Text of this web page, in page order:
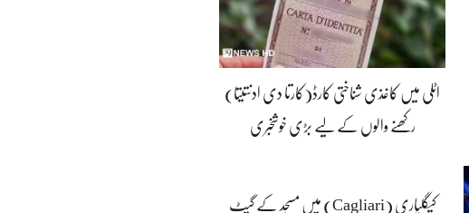
اٹلی میں کاغذی شناختی کارڈ(کارتا دی ادنتیتا)
رکھنے والوں کے لیے بڑی خوشخبری
کیگلیاری (Cagliari) میں مسجد کے گیٹ